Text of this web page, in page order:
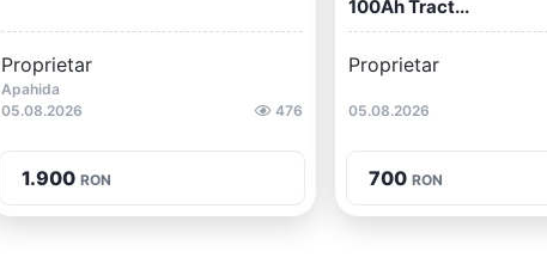
Proprietar
Apahida
05.08.2026
476
1.900 RON
100Ah Tract...
Proprietar
05.08.2026
700 RON